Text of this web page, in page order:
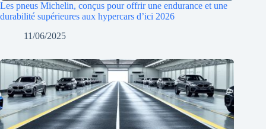
Les pneus Michelin, conçus pour offrir une endurance et une
durabilité supérieures aux hypercars d’ici 2026
11/06/2025